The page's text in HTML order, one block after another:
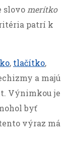
slovo merítko
patrí k
, tlačítko,
a majú
Výnimkou je
byť
výraz má